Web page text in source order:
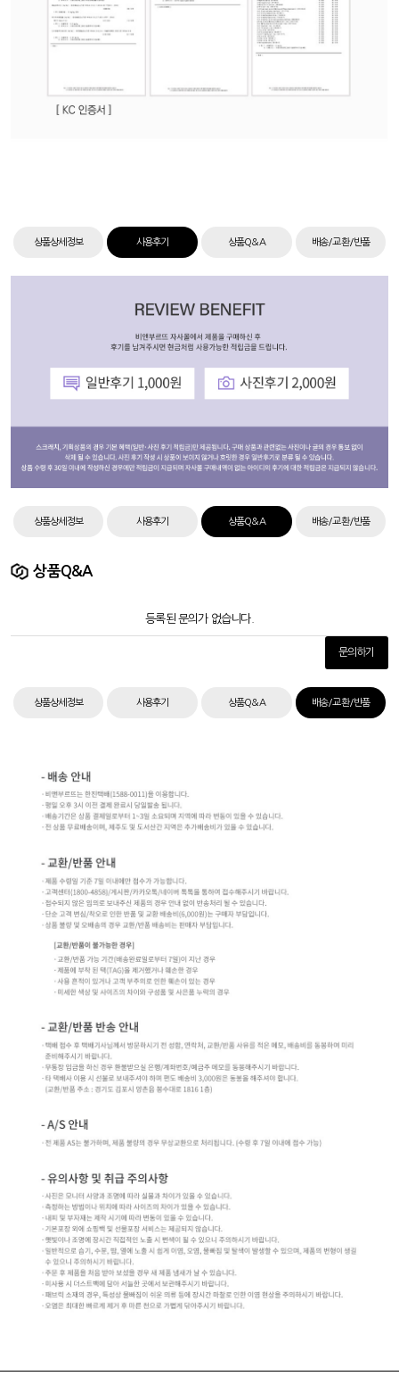
상품상세정보 사용후기 상품Q&A 배송/교환/반품
상품상세정보 사용후기 상품Q&A 배송/교환/반품
상품Q&A
등록된 문의가 없습니다.
문의하기
상품상세정보 사용후기 상품Q&A 배송/교환/반품